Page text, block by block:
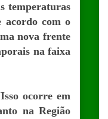
temperaturas
acordo com o
nova frente
na faixa
ocorre em
na Região